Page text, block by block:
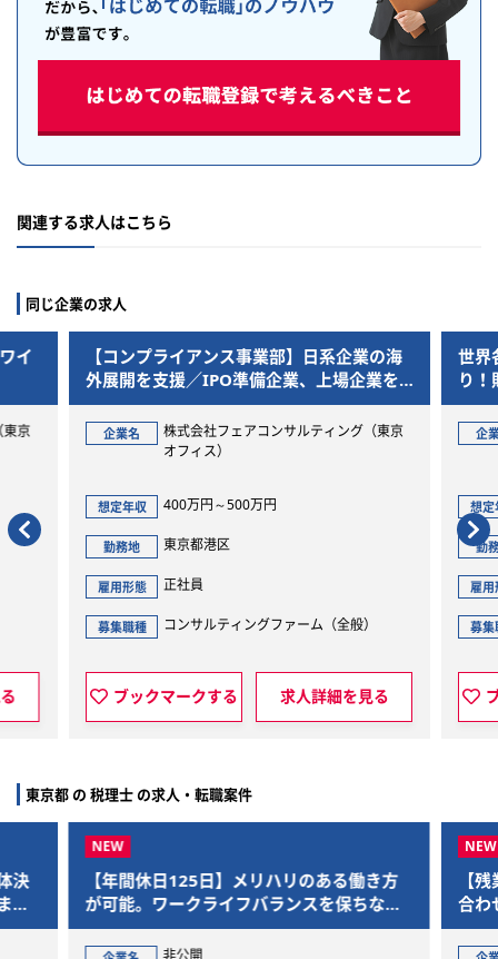
関連する求人はこちら
同じ企業の求人
イ
東京
【コンプライアンス事業部】日系企業の海
外展開を支援／IPO準備企業、上場企業を
中心としたクライアントに対する会計税務
業務企業名
株式会社フェアコンサルティング（東京
オフィス）
想定年収 400万円～500万円
勤務地 東京都港区
雇用形態 正社員
募集職種 コンサルティングファーム（全般）
ブックマークする 求人詳細を見る
世界
り
企
想定
勤
雇用
募集
東京都 の 税理士 の求人・転職案件
決
で
【年間休日125日】メリハリのある働き方
が可能。ワークライフバランスを保ちなが
ら、M&Aを通じた社会的意義の大きいプロ
ジェクトに参画できます
【
合わ
であ